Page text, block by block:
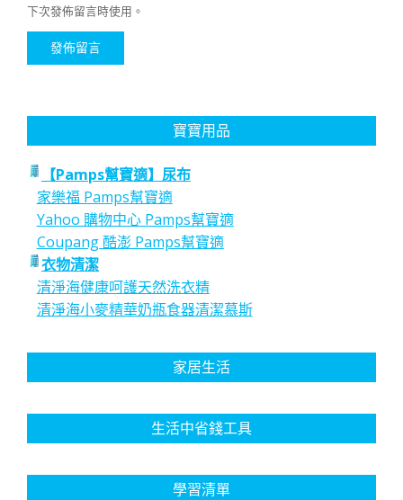
下次發佈留言時使用。
寶寶用品
【Pamps幫寶適】尿布
家樂福 Pamps幫寶適
Yahoo 購物中心 Pamps幫寶適
Coupang 酷澎 Pamps幫寶適
衣物清潔
清淨海健康呵護天然洗衣精
清淨海小麥精華奶瓶食器清潔慕斯
家居生活
生活中省錢工具
學習清單